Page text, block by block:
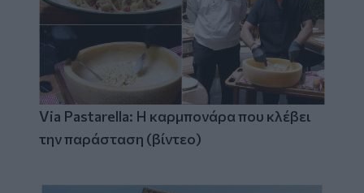
Via Pastarella: Η καρμπονάρα που κλέβει
την παράσταση (βίντεο)